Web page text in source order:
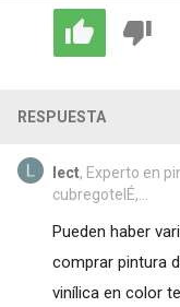
RESPUESTA
lect, Experto en
cubregotelÉ,...
Pueden haber
comprar pintura
vinílica en color